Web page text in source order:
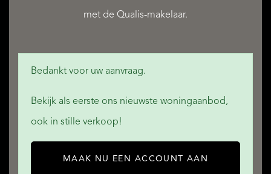
met de Qualis-makelaar.
Bedankt voor uw aanvraag.
Bekijk als eerste ons nieuwste woningaanbod,
ook in stille verkoop!
MAAK NU EEN ACCOUNT AAN